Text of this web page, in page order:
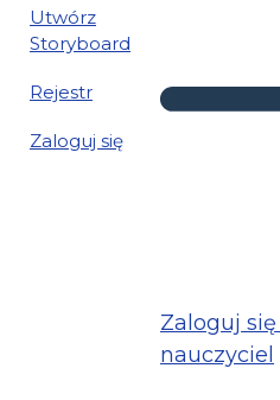
Utwórz
Storyboard
Rejestr
Zaloguj się
Zaloguj się
nauczyciel